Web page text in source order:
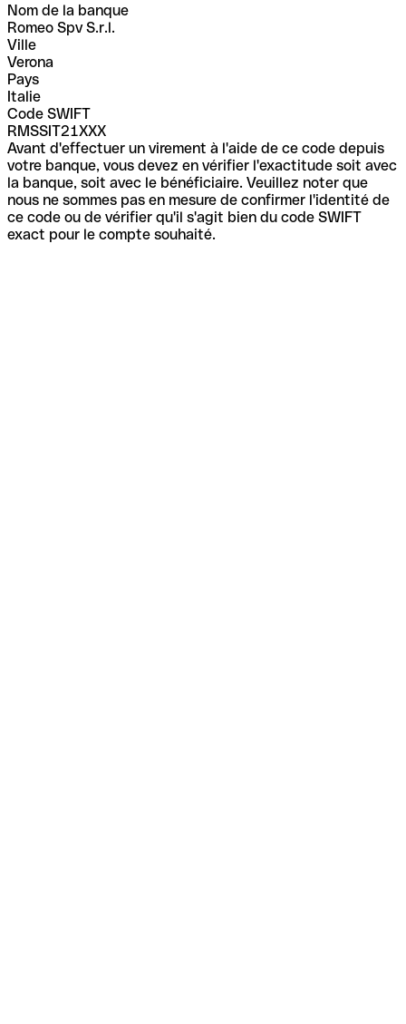
Nom de la banque
Romeo Spv S.r.l.
Ville
Verona
Pays
Italie
Code SWIFT
RMSSIT21XXX
Avant d'effectuer un virement à l'aide de ce code depuis
votre banque, vous devez en vérifier l'exactitude soit avec
la banque, soit avec le bénéficiaire. Veuillez noter que
nous ne sommes pas en mesure de confirmer l'identité de
ce code ou de vérifier qu'il s'agit bien du code SWIFT
exact pour le compte souhaité.